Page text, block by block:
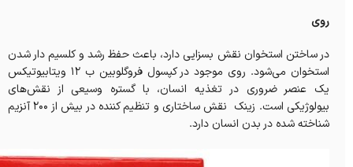
روی
در ساختن استخوان نقش بسزایی دارد، باعث حفظ رشد و کلسیم دار شدن
استخوان می‌شود. روی موجود در کپسول فروگلوبین ب 12 ویتابیوتیکس
یک عنصر ضروری در تغذیه انسان، با گستره وسیعی از نقش‌های
بیولوژیکی است. زینک نقش ساختاری و تنظیم کننده در بیش از ۲۰۰ آنزیم
شناخته شده در بدن انسان دارد.